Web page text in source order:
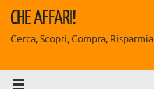
CHE AFFARI!
Cerca, Scopri, Compra,